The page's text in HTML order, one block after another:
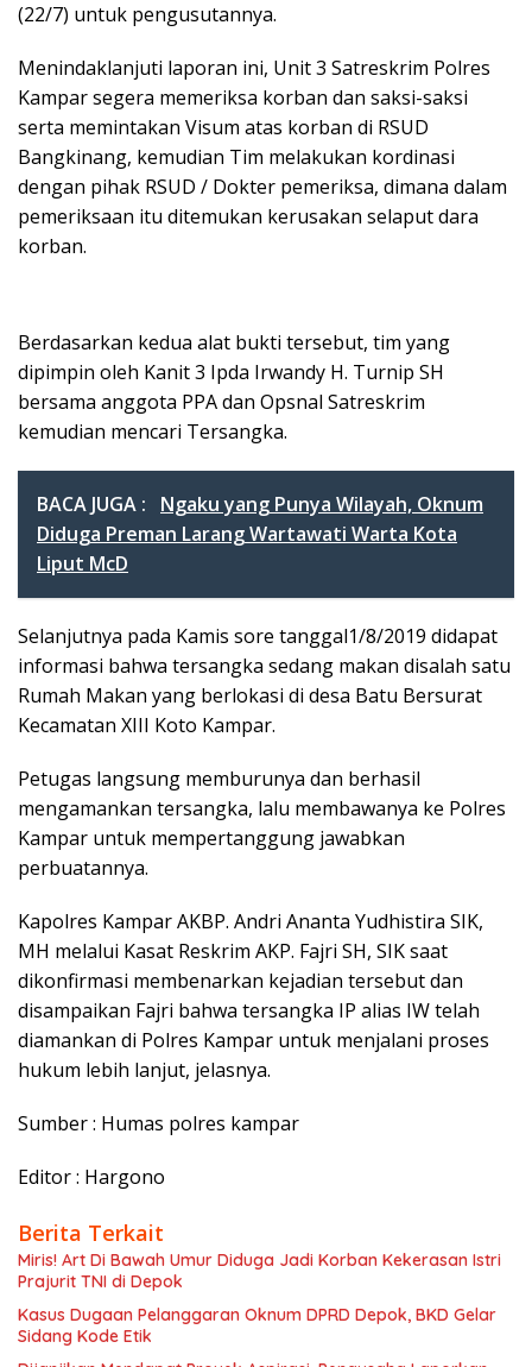
(22/7) untuk pengusutannya.
Menindaklanjuti laporan ini, Unit 3 Satreskrim Polres
Kampar segera memeriksa korban dan saksi-saksi
serta memintakan Visum atas korban di RSUD
Bangkinang, kemudian Tim melakukan kordinasi
dengan pihak RSUD / Dokter pemeriksa, dimana dalam
pemeriksaan itu ditemukan kerusakan selaput dara
korban.
Berdasarkan kedua alat bukti tersebut, tim yang
dipimpin oleh Kanit 3 Ipda Irwandy H. Turnip SH
bersama anggota PPA dan Opsnal Satreskrim
kemudian mencari Tersangka.
BACA JUGA :
Ngaku yang Punya Wilayah, Oknum
Diduga Preman Larang Wartawati Warta Kota
Liput McD
Selanjutnya pada Kamis sore tanggal1/8/2019 didapat
informasi bahwa tersangka sedang makan disalah satu
Rumah Makan yang berlokasi di desa Batu Bersurat
Kecamatan XIII Koto Kampar.
Petugas langsung memburunya dan berhasil
mengamankan tersangka, lalu membawanya ke Polres
Kampar untuk mempertanggung jawabkan
perbuatannya.
Kapolres Kampar AKBP. Andri Ananta Yudhistira SIK,
MH melalui Kasat Reskrim AKP. Fajri SH, SIK saat
dikonfirmasi membenarkan kejadian tersebut dan
disampaikan Fajri bahwa tersangka IP alias IW telah
diamankan di Polres Kampar untuk menjalani proses
hukum lebih lanjut, jelasnya.
Sumber : Humas polres kampar
Editor : Hargono
Berita Terkait
Miris! Art Di Bawah Umur Diduga Jadi Korban Kekerasan Istri
Prajurit TNI di Depok
Kasus Dugaan Pelanggaran Oknum DPRD Depok, BKD Gelar
Sidang Kode Etik